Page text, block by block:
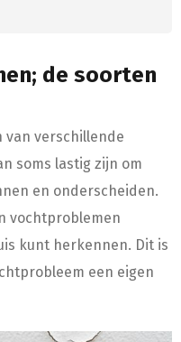
de soorten
van verschillende
soms lastig zijn om
en onderscheiden.
vochtproblemen
kunt herkennen. Dit is
een eigen